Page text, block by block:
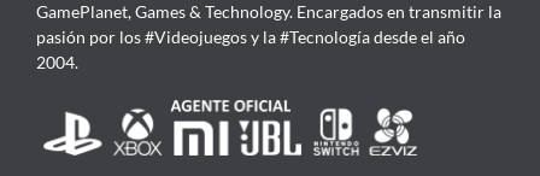
GamePlanet, Games & Technology. Encargados en transmitir la
pasión por los #Videojuegos y la #Tecnología desde el año
2004.